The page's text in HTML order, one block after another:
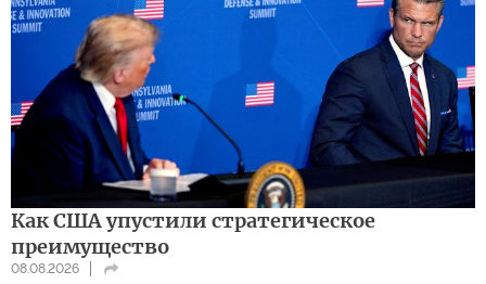
Как США упустили стратегическое
преимущество
08.08.2026